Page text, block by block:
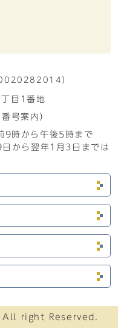
）
目1番地
番号案内）
9時から午後5時まで
から翌年1月3日までは
right Reserved.